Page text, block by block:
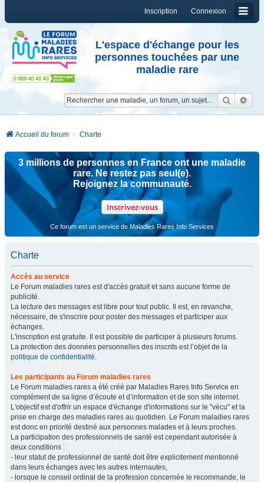
Connexion
Inscription
L'espace d'échange pour les
personnes touchées par une
maladie rare
Accueil du forum Charte
3 millions de personnes en France ont une maladie
rare. Ne restez pas seul(e).
Rejoignez la communauté.
Inscrivez-vous
Ce forum est un service de Maladies Rares Info Services
Charte
Accès au service
Le Forum maladies rares est d'accès gratuit et sans aucune forme de
publicité.
La lecture des messages est libre pour tout public. Il est, en revanche,
nécessaire, de s'inscrire pour poster des messages et participer aux
échanges.
L'inscription est gratuite. Il est possible de participer à plusieurs forums.
La protection des données personnelles des inscrits est l’objet de la
politique de confidentialité.
Les participants au Forum maladies rares
Le Forum maladies rares a été créé par Maladies Rares Info Service en
complément de sa ligne d’écoute et d’information et de son site internet.
L'objectif est d'offrir un espace d'échange d'informations sur le "vécu" et la
prise en charge des maladies rares au quotidien. Le Forum maladies rares
est donc en priorité destiné aux personnes malades et à leurs proches.
La participation des professionnels de santé est cependant autorisée à
deux conditions :
- leur statut de professionnel de santé doit être explicitement mentionné
dans leurs échanges avec les autres internautes,
- lorsque le conseil ordinal de la profession concernée le recommande, le